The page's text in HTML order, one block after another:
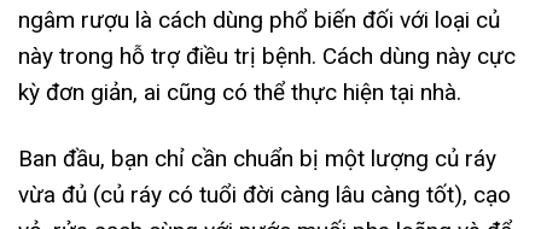
ngâm rượu là cách dùng phổ biến đối với loại củ
này trong hỗ trợ điều trị bệnh. Cách dùng này cực
kỳ đơn giản, ai cũng có thể thực hiện tại nhà.
Ban đầu, bạn chỉ cần chuẩn bị một lượng củ ráy
vừa đủ (củ ráy có tuổi đời càng lâu càng tốt), cạo